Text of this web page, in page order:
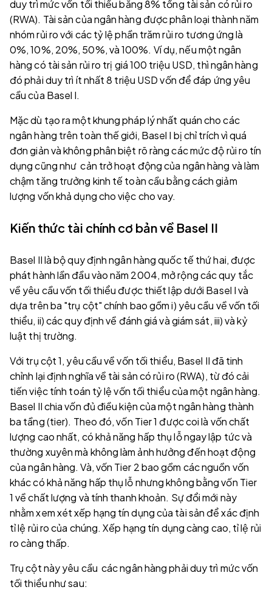
duy trì mức vốn tối thiểu bằng 8% tổng tài sản có rủi ro
(RWA). Tài sản của ngân hàng được phân loại thành năm
nhóm rủi ro với các tỷ lệ phần trăm rủi ro tương ứng là
0%, 10%, 20%, 50%, và 100%. Ví dụ, nếu một ngân
hàng có tài sản rủi ro trị giá 100 triệu USD, thì ngân hàng
đó phải duy trì ít nhất 8 triệu USD vốn để đáp ứng yêu
cầu của Basel I.
Mặc dù tạo ra một khung pháp lý nhất quán cho các
ngân hàng trên toàn thế giới, Basel I bị chỉ trích vì quá
đơn giản và không phân biệt rõ ràng các mức độ rủi ro tín
dụng cũng như cản trở hoạt động của ngân hàng và làm
chậm tăng trưởng kinh tế toàn cầu bằng cách giảm
lượng vốn khả dụng cho việc cho vay.
Kiến thức tài chính cơ bản về Basel II
Basel II là bộ quy định ngân hàng quốc tế thứ hai, được
phát hành lần đầu vào năm 2004, mở rộng các quy tắc
về yêu cầu vốn tối thiểu được thiết lập dưới Basel I và
dựa trên ba "trụ cột" chính bao gồm i) yêu cầu về vốn tối
thiểu, ii) các quy định về đánh giá và giám sát, iii) và kỷ
luật thị trường.
Với trụ cột 1, yêu cầu về vốn tối thiểu, Basel II đã tinh
chỉnh lại định nghĩa về tài sản có rủi ro (RWA), từ đó cải
tiến việc tính toán tỷ lệ vốn tối thiểu của một ngân hàng.
Basel II chia vốn đủ điều kiện của một ngân hàng thành
ba tầng (tier). Theo đó, vốn Tier 1 được coi là vốn chất
lượng cao nhất, có khả năng hấp thụ lỗ ngay lập tức và
thường xuyên mà không làm ảnh hưởng đến hoạt động
của ngân hàng. Và, vốn Tier 2 bao gồm các nguồn vốn
khác có khả năng hấp thụ lỗ nhưng không bằng vốn Tier
1 về chất lượng và tính thanh khoản. Sự đổi mới này
nhằm xem xét xếp hạng tín dụng của tài sản để xác định
tỉ lệ rủi ro của chúng. Xếp hạng tín dụng càng cao, tỉ lệ rủi
ro càng thấp.
Trụ cột này yêu cầu các ngân hàng phải duy trì mức vốn
tối thiểu như sau: